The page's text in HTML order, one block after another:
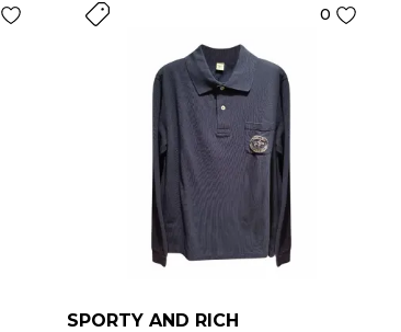
0
SPORTY AND RICH